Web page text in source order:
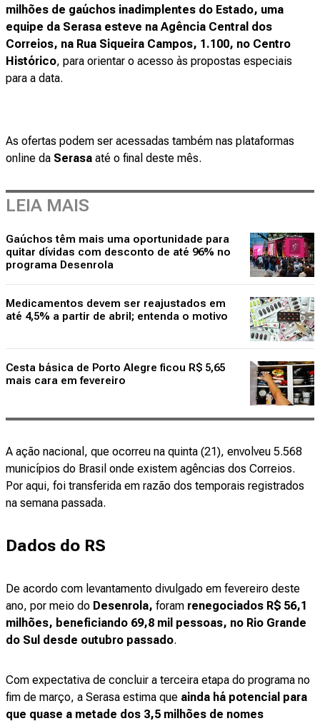
milhões de gaúchos inadimplentes do Estado, uma
equipe da Serasa esteve na Agência Central dos
Correios, na Rua Siqueira Campos, 1.100, no Centro
Histórico, para orientar o acesso às propostas especiais
para a data.
As ofertas podem ser acessadas também nas plataformas
online da Serasa até o final deste mês.
LEIA MAIS
Gaúchos têm mais uma oportunidade para
quitar dívidas com desconto de até 96% no
programa Desenrola
Medicamentos devem ser reajustados em
até 4,5% a partir de abril; entenda o motivo
Cesta básica de Porto Alegre ficou R$ 5,65
mais cara em fevereiro
A ação nacional, que ocorreu na quinta (21), envolveu 5.568
municípios do Brasil onde existem agências dos Correios.
Por aqui, foi transferida em razão dos temporais registrados
na semana passada.
Dados do RS
De acordo com levantamento divulgado em fevereiro deste
ano, por meio do Desenrola, foram renegociados R$ 56,1
milhões, beneficiando 69,8 mil pessoas, no Rio Grande
do Sul desde outubro passado.
Com expectativa de concluir a terceira etapa do programa no
fim de março, a Serasa estima que ainda há potencial para
que quase a metade dos 3,5 milhões de nomes